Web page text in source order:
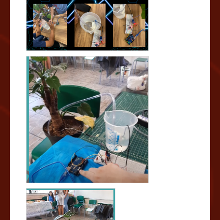
desenvolvendo habilidades essenciais para o futuro. A
integração da tecnologia no ensino tradicional
mostrou-se eficaz na motivação dos alunos e no
desenvolvimento de competências necessárias para o
mercado de trabalho atual. Projeto na integra:
https://docs.google.com/document/d/1RR7V8lAfx5qZfju
CfukzPIxq2xL1lkbNE86RQzRUqTM/edit?usp=sharing